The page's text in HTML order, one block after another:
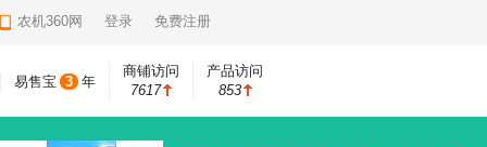
农机360网 登录 免费注册
易售宝 3 年
商铺访问
7617
产品访问
853